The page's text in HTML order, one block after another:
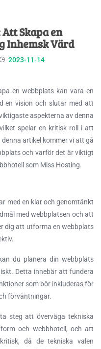
Skapa en
Inhemsk Värd
2023-11-14
en webbplats kan vara en
en vision och slutar med att
aspekterna av denna
spelar en kritisk roll i att
artikel kommer vi att gå
och varför det är viktigt
som Miss Hosting.
med en klar och genomtänkt
med webbplatsen och att
dig att utforma en webbplats
du planera din webbplats
Detta innebär att fundera
som bör inkluderas för
förväntningar.
steg att överväga tekniska
och webbhotell, och att
då de tekniska valen